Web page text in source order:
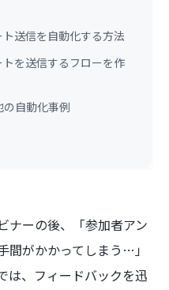
送信を自動化する方法
を送信するフローを作
自動化事例
ナーの後、「参加者アン
間がかかってしまう…」
は、フィードバックを迅